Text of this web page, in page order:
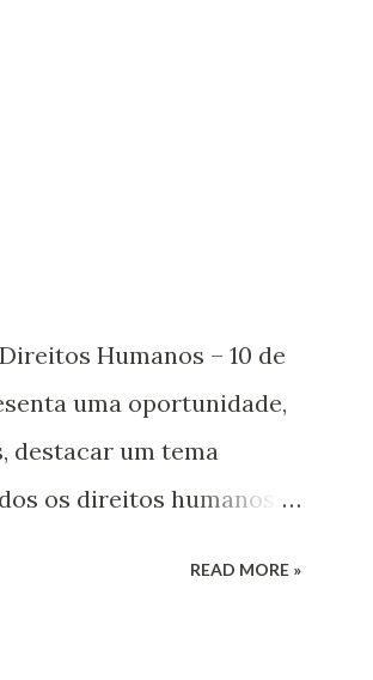
Humanos – 10 de
uma oportunidade,
destacar um tema
os direitos humanos,
READ MORE »